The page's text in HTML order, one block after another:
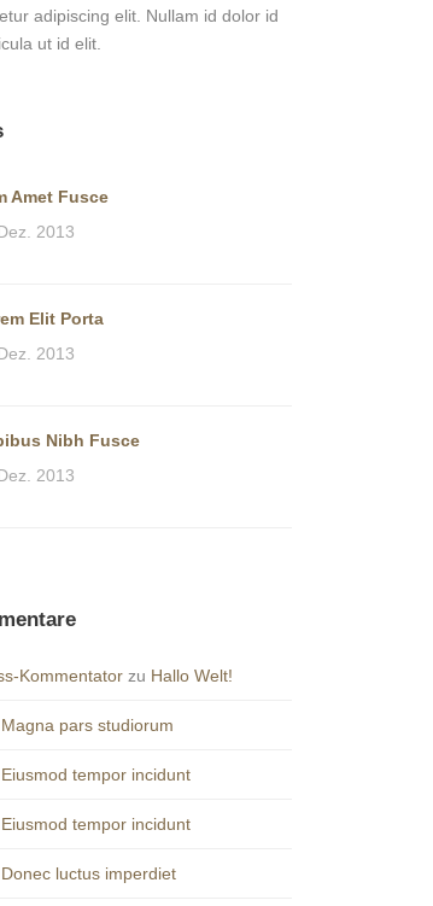
adipiscing elit. Nullam id dolor id
ut id elit.
Amet Fusce
2013
Elit Porta
2013
Nibh Fusce
2013
Kommentator zu Hallo Welt!
Magna pars studiorum
Eiusmod tempor incidunt
Eiusmod tempor incidunt
Donec luctus imperdiet